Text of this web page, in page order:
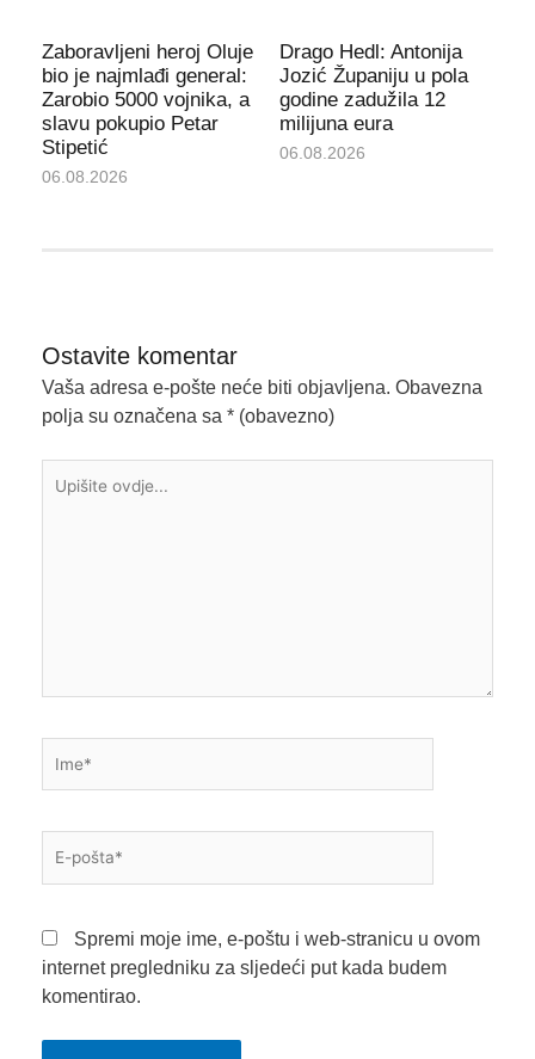
Zaboravljeni heroj Oluje
bio je najmlađi general:
Zarobio 5000 vojnika, a
slavu pokupio Petar
Stipetić
06.08.2026
Drago Hedl: Antonija
Jozić Županiju u pola
godine zadužila 12
milijuna eura
06.08.2026
Ostavite komentar
Vaša adresa e-pošte neće biti objavljena. Obavezna
polja su označena sa * (obavezno)
ovdje...
pošta*
Spremi moje ime, e-poštu i web-stranicu u ovom
internet pregledniku za sljedeći put kada budem
komentirao.